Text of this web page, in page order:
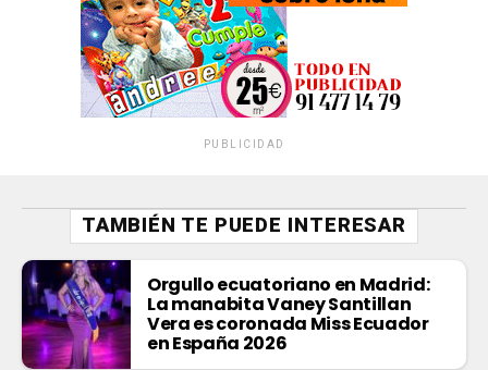
PUBLICIDAD
TAMBIÉN TE PUEDE INTERESAR
Orgullo ecuatoriano en Madrid:
La manabita Vaney Santillan
Vera es coronada Miss Ecuador
en España 2026